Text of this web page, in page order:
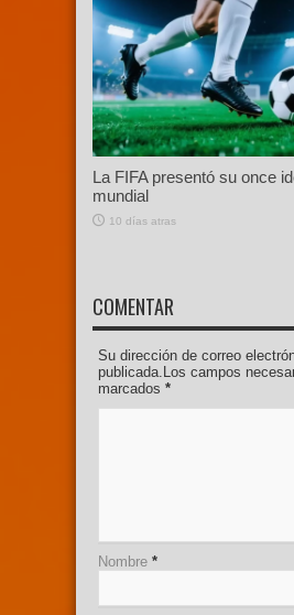
La FIFA presentó su once
mundial
10 días atras
COMENTAR
Su dirección de correo
publicada.Los campos
marcados *
Nombre *